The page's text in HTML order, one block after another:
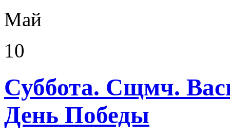
Май
10
Суббота. Сщмч.
День Победы